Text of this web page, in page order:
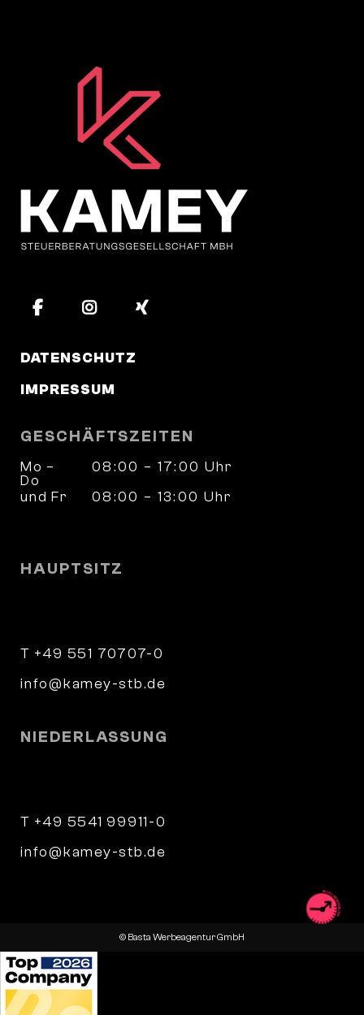
DATENSCHUTZ
IMPRESSUM
GESCHÄFTSZEITEN
Mo –
Do
08:00 – 17:00 Uhr
und Fr
08:00 – 13:00 Uhr
HAUPTSITZ
T +49 551 70707-0
info@kamey-stb.de
NIEDERLASSUNG
T +49 5541 99911-0
info@kamey-stb.de
© Basta Werbeagentur GmbH